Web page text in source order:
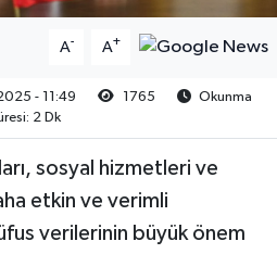
A- A+
- 11:49 1765
Okunma
2 Dk
sosyal hizmetleri ve
etkin ve verimli
verilerinin büyük önem